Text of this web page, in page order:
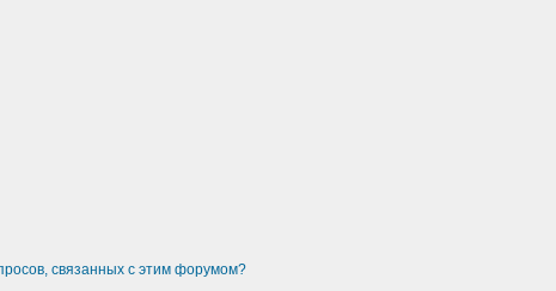
связанных с этим форумом?